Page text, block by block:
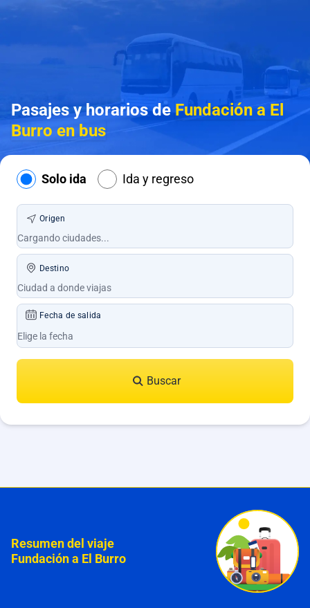
Pasajes y horarios deFundación a El
Burro en bus
Solo ida Ida y regreso
Origen
Destino
Fecha de salida
Buscar
Resumen del viaje
Fundación a El Burro